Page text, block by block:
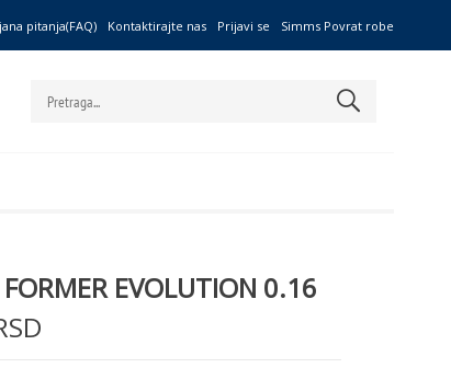
pitanja(FAQ) Kontaktirajte nas Prijavi se Simms Povrat robe
EVOLUTION 0.16